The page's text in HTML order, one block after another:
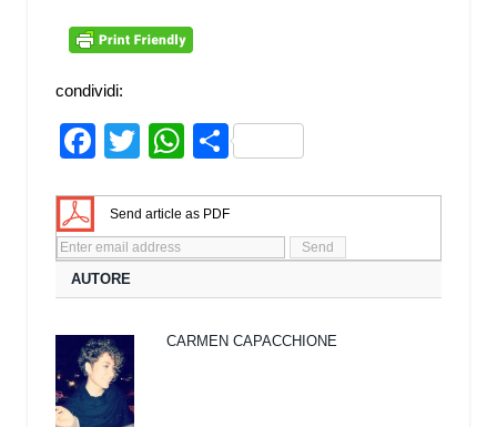
condividi:
Facebook
TwitterWhatsApp
Share
Send article as PDF
AUTORE
CARMEN CAPACCHIONE